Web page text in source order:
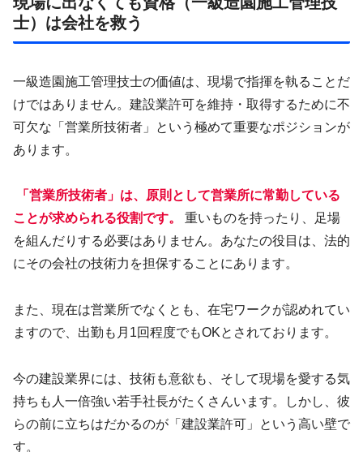
士）は会社を救う
一級造園施工管理技士の価値は、現場で指揮を執ることだ
けではありません。建設業許可を維持・取得するために不
可欠な「営業所技術者」という極めて重要なポジションが
あります。
​ 「営業所技術者」は、原則として営業所に常勤している
ことが求められる役割です。 重いものを持ったり、足場
を組んだりする必要はありません。あなたの役目は、法的
にその会社の技術力を担保することにあります。
また、現在は営業所でなくとも、在宅ワークが認めれてい
ますので、出勤も月1回程度でもOKとされております。
今の建設業界には、技術も意欲も、そして現場を愛する気
持ちも人一倍強い若手社長がたくさんいます。しかし、彼
らの前に立ちはだかるのが「建設業許可」という高い壁で
す。